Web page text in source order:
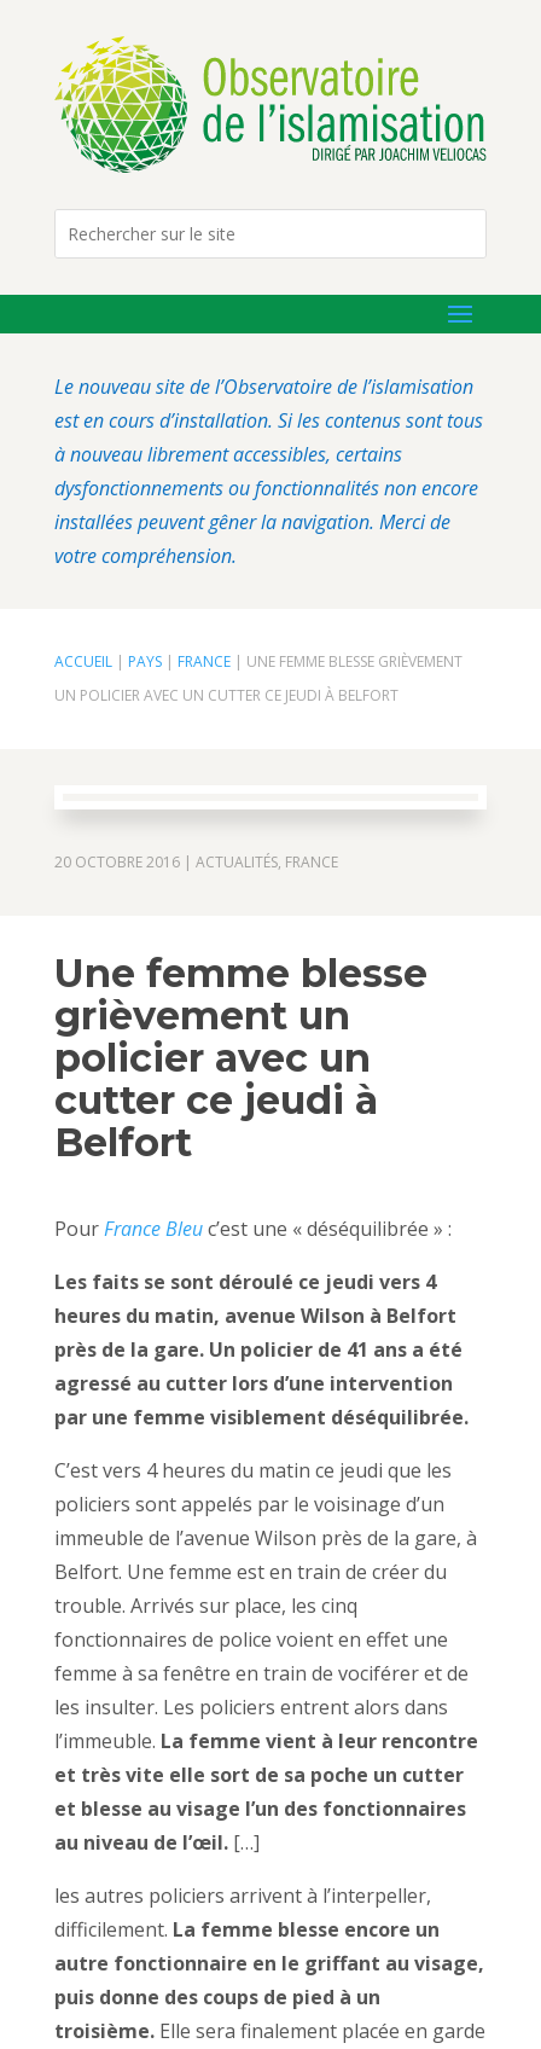
Le nouveau site de l’Observatoire de l’islamisation
est en cours d’installation. Si les contenus sont tous
à nouveau librement accessibles, certains
dysfonctionnements ou fonctionnalités non encore
installées peuvent gêner la navigation. Merci de
votre compréhension.
ACCUEIL| PAYS| FRANCE| UNE FEMME BLESSE GRIÈVEMENT
UN POLICIER AVEC UN CUTTER CE JEUDI À BELFORT
20 OCTOBRE 2016| ACTUALITÉS, FRANCE
Une femme blesse
grièvement un
policier avec un
cutter ce jeudi à
Belfort
PourFrance Bleuc’est une « déséquilibrée » :
Les faits se sont déroulé ce jeudi vers 4
heures du matin, avenue Wilson à Belfort
près de la gare. Un policier de 41 ans a été
agressé au cutter lors d’une intervention
par une femme visiblement déséquilibrée.
C’est vers 4 heures du matin ce jeudi que les
policiers sont appelés par le voisinage d’un
immeuble de l’avenue Wilson près de la gare, à
Belfort. Une femme est en train de créer du
trouble. Arrivés sur place, les cinq
fonctionnaires de police voient en effet une
femme à sa fenêtre en train de vociférer et de
les insulter. Les policiers entrent alors dans
l’immeuble. La femme vient à leur rencontre
et très vite elle sort de sa poche un cutter
et blesse au visage l’un des fonctionnaires
au niveau de l’œil.[…]
les autres policiers arrivent à l’interpeller,
difficilement. La femme blesse encore un
autre fonctionnaire en le griffant au visage,
puis donne des coups de pied à un
troisième.Elle sera finalement placée en garde